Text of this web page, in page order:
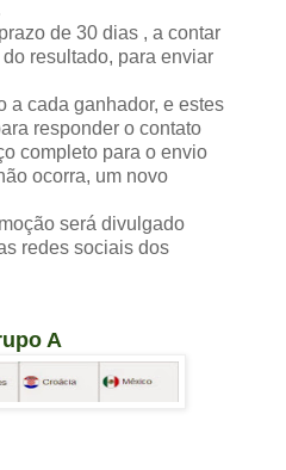
de 30 dias , a contar
resultado, para enviar
a cada ganhador, e estes
responder o contato
completo para o envio
ocorra, um novo
será divulgado
redes sociais dos
A